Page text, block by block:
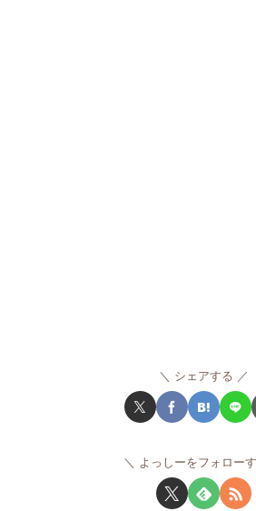
シェアする
よっしーをフォロー